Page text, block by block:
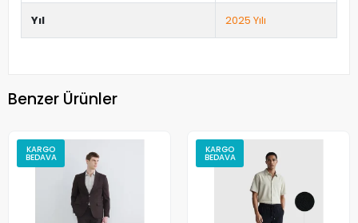
Yıl 2025 Yılı
Benzer Ürünler
KARGO
BEDAVA
KARGO
BEDAVA